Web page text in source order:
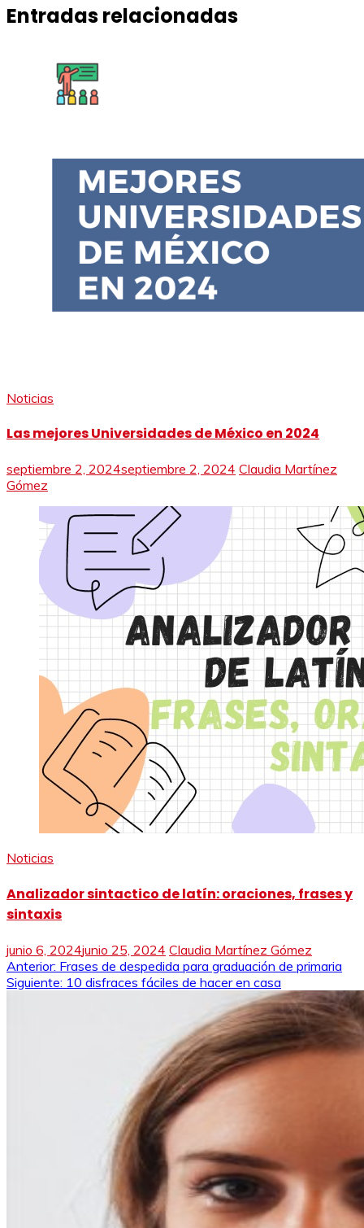
Entradas relacionadas
Noticias
Las mejores Universidades de México en 2024
septiembre 2, 2024septiembre 2, 2024 Claudia Martínez
Gómez
Noticias
Analizador sintactico de latín: oraciones, frases y
sintaxis
junio 6, 2024junio 25, 2024 Claudia Martínez Gómez
Navegación
de
Anterior: Frases de despedida para graduación de primaria
Siguiente: 10 disfraces fáciles de hacer en casa